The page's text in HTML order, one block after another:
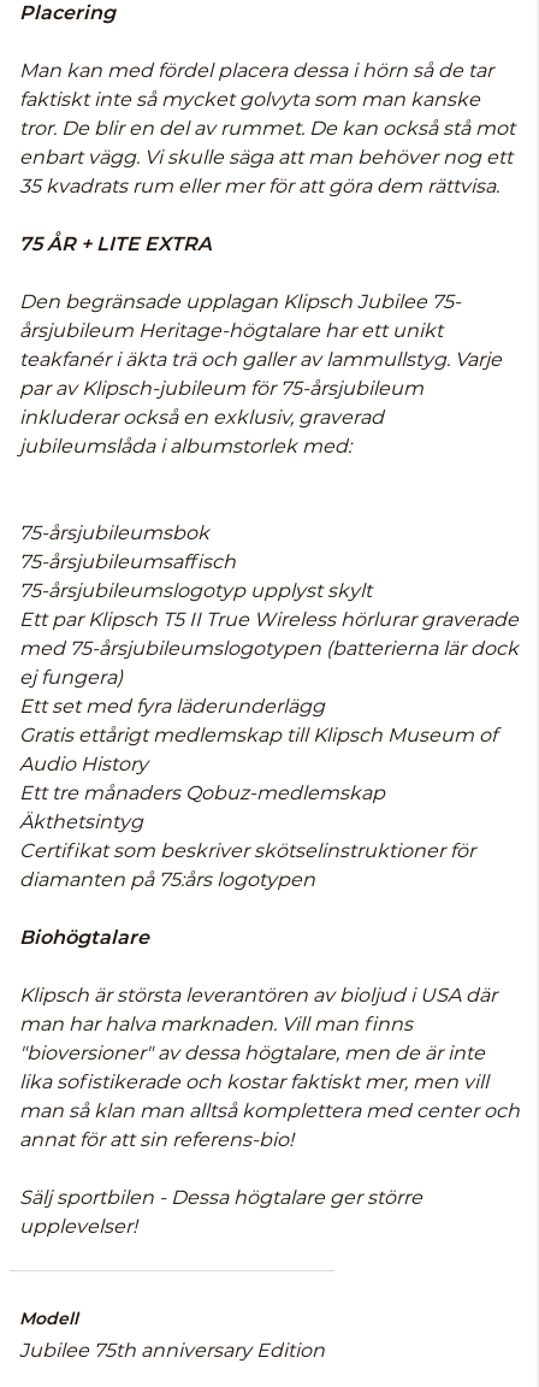
Placering
Man kan med fördel placera dessa i hörn så de tar
faktiskt inte så mycket golvyta som man kanske
tror. De blir en del av rummet. De kan också stå mot
enbart vägg. Vi skulle säga att man behöver nog ett
35 kvadrats rum eller mer för att göra dem rättvisa.
75 ÅR + LITE EXTRA
Den begränsade upplagan Klipsch Jubilee 75-
årsjubileum Heritage-högtalare har ett unikt
teakfanér i äkta trä och galler av lammullstyg. Varje
par av Klipsch-jubileum för 75-årsjubileum
inkluderar också en exklusiv, graverad
jubileumslåda i albumstorlek med:
75-årsjubileumsbok
75-årsjubileumsaffisch
75-årsjubileumslogotyp upplyst skylt
Ett par Klipsch T5 II True Wireless hörlurar graverade
med 75-årsjubileumslogotypen (batterierna lär dock
ej fungera)
Ett set med fyra läderunderlägg
Gratis ettårigt medlemskap till Klipsch Museum of
Audio History
Ett tre månaders Qobuz-medlemskap
Äkthetsintyg
Certifikat som beskriver skötselinstruktioner för
diamanten på 75:års logotypen
Biohögtalare
Klipsch är största leverantören av bioljud i USA där
man har halva marknaden. Vill man finns
"bioversioner" av dessa högtalare, men de är inte
lika sofistikerade och kostar faktiskt mer, men vill
man så klan man alltså komplettera med center och
annat för att sin referens-bio!
Sälj sportbilen - Dessa högtalare ger större
upplevelser!
Modell
Jubilee 75th anniversary Edition